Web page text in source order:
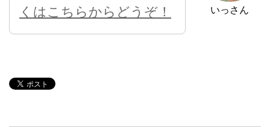
いっさん
くはこちらからどうぞ！